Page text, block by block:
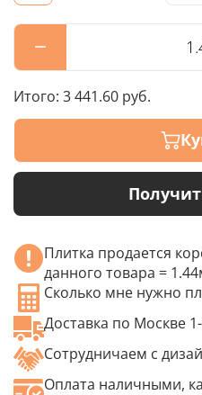
Итого: 3 441.60 руб.
Плитка продается
данного товара =
Сколько мне нужно
Доставка по Москве
Сотрудничаем с
Оплата наличными,